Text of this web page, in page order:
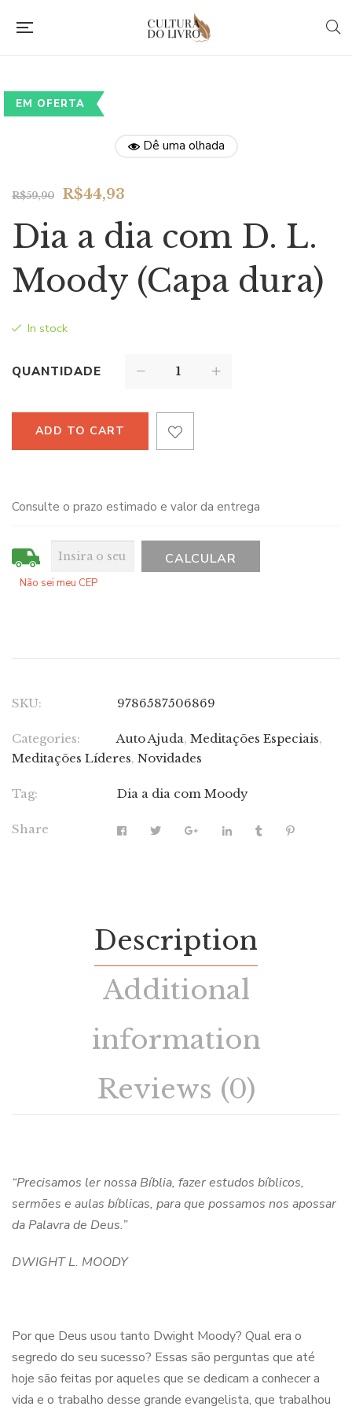
EM OFERTA
Dê uma olhada
R$59,90
Original
was:
R$44,93
is:
Dia a dia com D. L.
Moody (Capa dura)
In stock
QUANTIDADE
ADD TO CART
Consulte o prazo estimado e valor da entrega
Não sei meu CEP
SKU: 9786587506869
Categories: Auto Ajuda, Meditações Especiais,
Meditações Líderes, Novidades
Tag: Dia a dia com Moody
Share
Description
Additional
information
Reviews (0)
“Precisamos ler nossa Bíblia, fazer estudos bíblicos,
sermões e aulas bíblicas, para que possamos nos apossar
da Palavra de Deus.”
DWIGHT L. MOODY
Por que Deus usou tanto Dwight Moody? Qual era o
segredo do seu sucesso? Essas são perguntas que até
hoje são feitas por aqueles que se dedicam a conhecer a
vida e o trabalho desse grande evangelista, que trabalhou